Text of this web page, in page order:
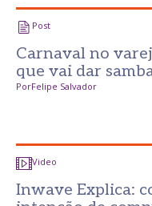
Post
Carnaval no
que vai dar
PorFelipe Salvador
Video
Inwave Explica: